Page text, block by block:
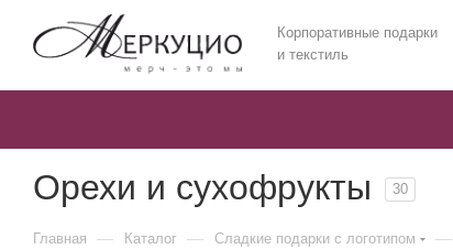
Корпоративные подарки
и текстиль
Орехи и сухофрукты 30
Главная — Каталог — Сладкие подарки с логотипом —